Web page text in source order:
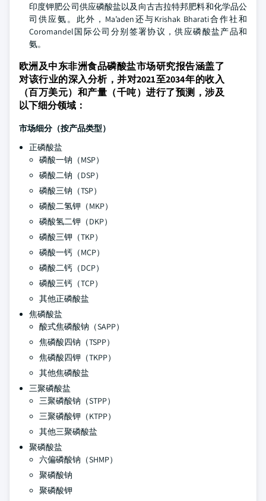
印度钾肥公司供应磷酸盐以及向古吉拉特邦肥料和化学品公
司供应氨。此外，Ma’aden还与Krishak Bharati合作社和
Coromandel国际公司分别签署协议，供应磷酸盐产品和
氨。
欧洲及中东非洲食品磷酸盐市场研究报告涵盖了
对该行业的深入分析，并对2021至2034年的收入
（百万美元）和产量（千吨）进行了预测，涉及
以下细分领域：
市场细分（按产品类型）
正磷酸盐
磷酸一钠（MSP）
磷酸二钠（DSP）
磷酸三钠（TSP）
磷酸二氢钾（MKP）
磷酸氢二钾（DKP）
磷酸三钾（TKP）
磷酸一钙（MCP）
磷酸二钙（DCP）
磷酸三钙（TCP）
其他正磷酸盐
焦磷酸盐
酸式焦磷酸钠（SAPP）
焦磷酸四钠（TSPP）
焦磷酸四钾（TKPP）
其他焦磷酸盐
三聚磷酸盐
三聚磷酸钠（STPP）
三聚磷酸钾（KTPP）
其他三聚磷酸盐
聚磷酸盐
六偏磷酸钠（SHMP）
聚磷酸钠
聚磷酸钾